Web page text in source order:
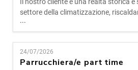
settore della climatizzazione,
impiantistica civile e industriale nel
Presente da oltre trent'anni sul
showroom tecnico e una gamma
soluzioni per comfort ambientale ed
rinnovabili, rappresenta oggi un punto
...
24/07/2026
Parrucchiera/e part time